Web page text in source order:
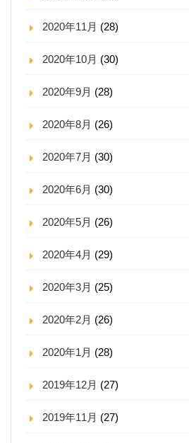
2020年11月 (28)
2020年10月 (30)
2020年9月 (28)
2020年8月 (26)
2020年7月 (30)
2020年6月 (30)
2020年5月 (26)
2020年4月 (29)
2020年3月 (25)
2020年2月 (26)
2020年1月 (28)
2019年12月 (27)
2019年11月 (27)